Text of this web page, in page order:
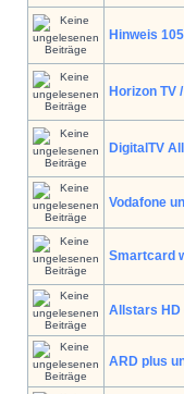
Hinweis
Horizon TV
DigitalTV
Vodafone
Smartcard
Allstars HD
ARD plus